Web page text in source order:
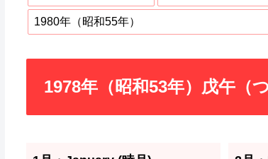
1980年（昭和55年）
1978年（昭和53年）戊午（